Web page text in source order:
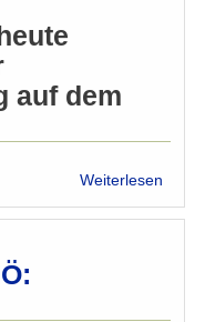
auf dem
Weiterlesen
am